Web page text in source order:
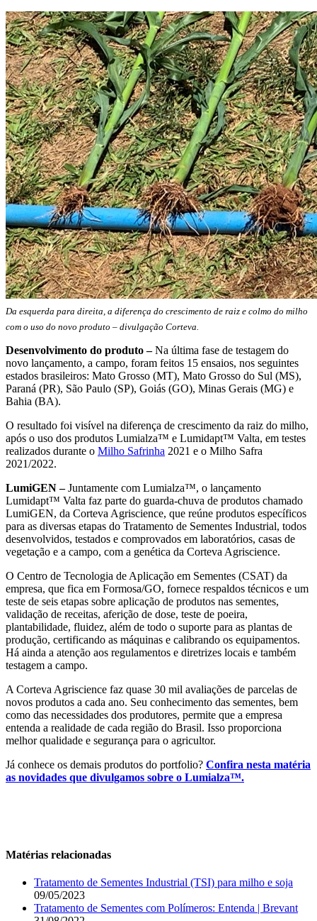
Da esquerda para direita, a diferença do crescimento de raiz e colmo do milho
com o uso do novo produto – divulgação Corteva.
Desenvolvimento do produto –Na última fase de testagem do
novo lançamento, a campo, foram feitos 15 ensaios, nos seguintes
estados brasileiros: Mato Grosso (MT), Mato Grosso do Sul (MS),
Paraná (PR), São Paulo (SP), Goiás (GO), Minas Gerais (MG) e
Bahia (BA).
O resultado foi visível na diferença de crescimento da raiz do milho,
após o uso dos produtos Lumialza™ e Lumidapt™ Valta, em testes
realizados durante o Milho Safrinha 2021 e o Milho Safra
2021/2022.
LumiGEN –Juntamente com Lumialza™, o lançamento
Lumidapt™ Valta faz parte do guarda-chuva de produtos chamado
LumiGEN, da Corteva Agriscience, que reúne produtos específicos
para as diversas etapas do Tratamento de Sementes Industrial, todos
desenvolvidos, testados e comprovados em laboratórios, casas de
vegetação e a campo, com a genética da Corteva Agriscience.
O Centro de Tecnologia de Aplicação em Sementes (CSAT) da
empresa, que fica em Formosa/GO, fornece respaldos técnicos e um
teste de seis etapas sobre aplicação de produtos nas sementes,
validação de receitas, aferição de dose, teste de poeira,
plantabilidade, fluidez, além de todo o suporte para as plantas de
produção, certificando as máquinas e calibrando os equipamentos.
Há ainda a atenção aos regulamentos e diretrizes locais e também
testagem a campo.
A Corteva Agriscience faz quase 30 mil avaliações de parcelas de
novos produtos a cada ano. Seu conhecimento das sementes, bem
como das necessidades dos produtores, permite que a empresa
entenda a realidade de cada região do Brasil. Isso proporciona
melhor qualidade e segurança para o agricultor.
Já conhece os demais produtos do portfolio? Confira nesta matéria
as novidades que divulgamos sobre o Lumialza™.
Matérias relacionadas
Tratamento de Sementes Industrial (TSI) para milho e soja
09/05/2023
Tratamento de Sementes com Polímeros: Entenda | Brevant